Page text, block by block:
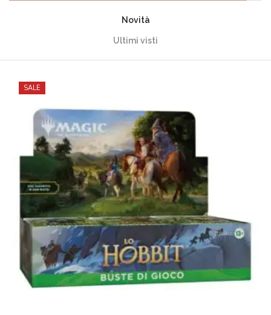
Novità
Ultimi visti
SALE